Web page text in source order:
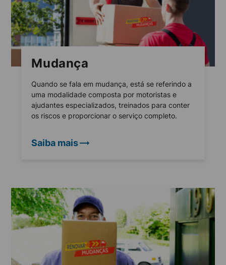
Mudança
Quando se fala em mudança, está se referindo a
uma modalidade composta por motoristas e
ajudantes especializados, treinados para conter
os riscos e proporcionar o serviço completo.
Saiba mais